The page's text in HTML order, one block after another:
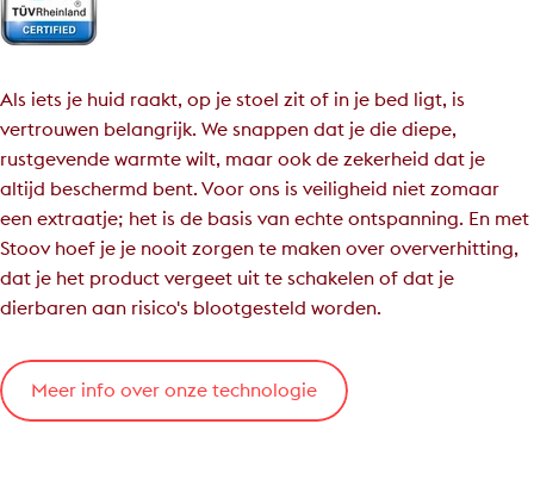
Als iets je huid raakt, op je stoel zit of in je bed ligt, is
vertrouwen belangrijk. We snappen dat je die diepe,
rustgevende warmte wilt, maar ook de zekerheid dat je
altijd beschermd bent. Voor ons is veiligheid niet zomaar
een extraatje; het is de basis van echte ontspanning. En met
Stoov hoef je je nooit zorgen te maken over oververhitting,
dat je het product vergeet uit te schakelen of dat je
dierbaren aan risico's blootgesteld worden.
Meer info over onze technologie